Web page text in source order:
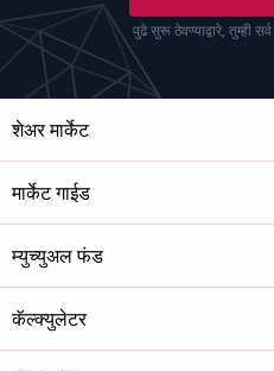
पुढे सुरू ठेवण्याद्वारे, तुम्ही सर्व
शेअर मार्केट
मार्केट गाईड
म्युच्युअल फंड
कॅल्क्युलेटर